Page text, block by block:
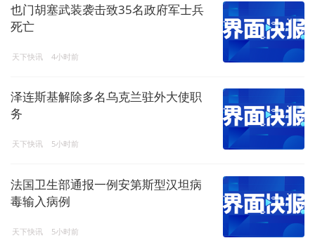
也门胡塞武装袭击致35名政府军士兵
死亡
天下快讯 4小时前
泽连斯基解除多名乌克兰驻外大使职
务
天下快讯 5小时前
法国卫生部通报一例安第斯型汉坦病
毒输入病例
天下快讯 5小时前